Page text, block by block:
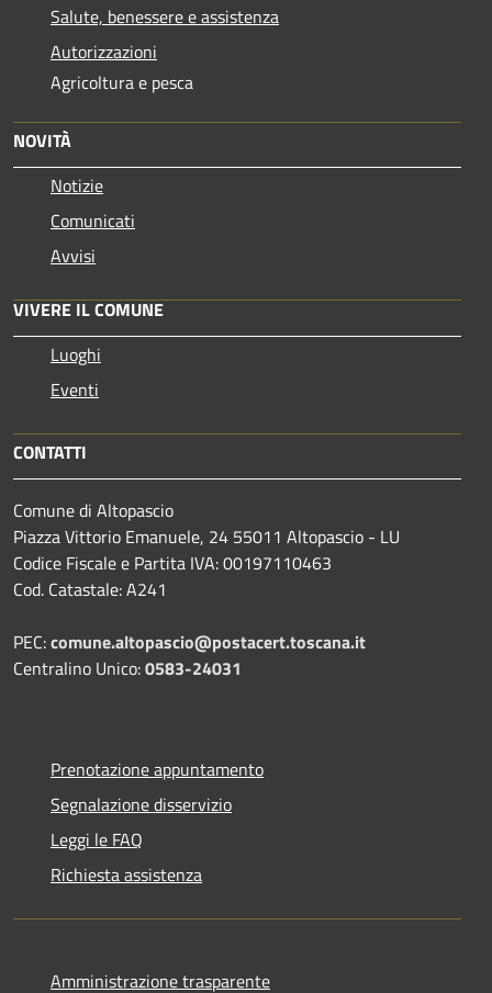
Salute, benessere e assistenza
Autorizzazioni
Agricoltura e pesca
NOVITÀ
Notizie
Comunicati
Avvisi
VIVERE IL COMUNE
Luoghi
Eventi
CONTATTI
Comune di Altopascio
Piazza Vittorio Emanuele, 24 55011 Altopascio - LU
Codice Fiscale e Partita IVA: 00197110463
Cod. Catastale: A241
PEC:comune.altopascio@postacert.toscana.it
Centralino Unico:0583-24031
Prenotazione appuntamento
Segnalazione disservizio
Leggi le FAQ
Richiesta assistenza
Amministrazione trasparente